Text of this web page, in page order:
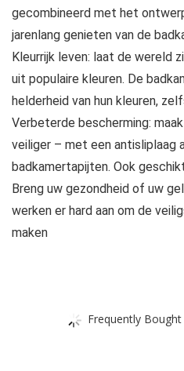
gecombineerd met het
jarenlang genieten van de
Kleurrijk leven: laat de wereld
uit populaire kleuren. De
helderheid van hun kleuren,
Verbeterde bescherming:
veiliger – met een antisliplaag
badkamertapijten. Ook
Breng uw gezondheid of uw
werken er hard aan om de
maken
Frequently